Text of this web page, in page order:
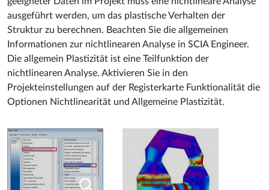
ausgeführt werden, um das plastische Verhalten der
Struktur zu berechnen. Beachten Sie die allgemeinen
Informationen zur nichtlinearen Analyse in SCIA Engineer.
Die allgemein Plastizität ist eine Teilfunktion der
nichtlinearen Analyse. Aktivieren Sie in den
Projekteinstellungen auf der Registerkarte Funktionalität die
Optionen Nichtlinearität und Allgemeine Plastizität.